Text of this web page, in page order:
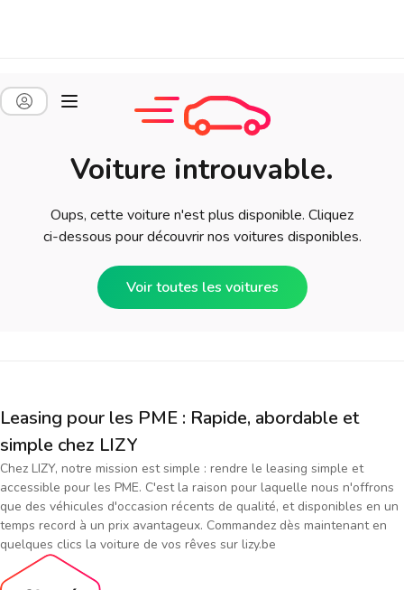
Voiture introuvable.
Oups, cette voiture n'est plus disponible. Cliquez
ci-dessous pour découvrir nos voitures disponibles.
Voir toutes les voitures
Leasing pour les PME : Rapide, abordable et
simple chez LIZY
Chez LIZY, notre mission est simple : rendre le leasing simple et
accessible pour les PME. C'est la raison pour laquelle nous n'offrons
que des véhicules d'occasion récents de qualité, et disponibles en un
temps record à un prix avantageux. Commandez dès maintenant en
quelques clics la voiture de vos rêves sur lizy.be